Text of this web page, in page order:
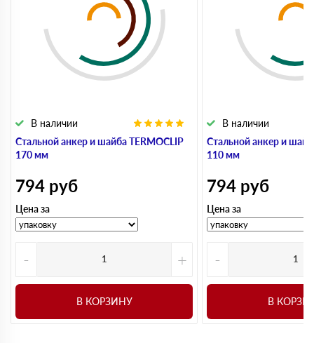
18 февраля 2024
Строил пристройку к дому, понадобился утеплитель.
Сначала смотрел в разных местах, но цена не устраивала.
Менеджеры предложили нормальный вариант и сразу
посчитали объем. Доставку сделали быстро, все
приехало аккуратно
Стальной анкер и шайба TERMOCLIP
170 мм
В наличии
794 руб
Цена за
- +
В КОРЗИНУ
Стальной анкер и
110 мм
В наличии
794 руб
Цена за
-
В